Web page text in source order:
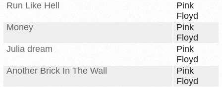
Run Like Hell
Pink
Floyd
Money
Pink
Floyd
Julia dream
Pink
Floyd
Another Brick In The Wall
Pink
Floyd